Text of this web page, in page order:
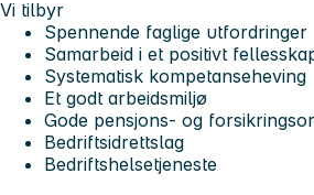
Vi tilbyr
Spennende faglige utfordringer
Samarbeid i et positivt
Systematisk kompetanseheving
Et godt arbeidsmiljø
Gode pensjons- og
Bedriftsidrettslag
Bedriftshelsetjeneste